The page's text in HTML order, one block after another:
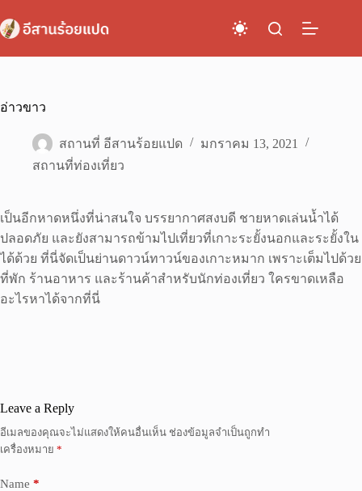
to
content
อ่าวขาว
สถานที่ อีสานร้อยแปด
มกราคม 13, 2021
สถานที่ท่องเที่ยว
เป็นอีกหาดหนึ่งที่น่าสนใจ บรรยากาศสงบดี ชายหาดเล่นน้ำได้
ปลอดภัย และยังสามารถข้ามไปเที่ยวที่เกาะระยั้งนอกและระยั้งใน
ได้ด้วย ที่นี่จัดเป็นย่านดาวน์ทาวน์ของเกาะหมาก เพราะเต็มไปด้วย
ที่พัก ร้านอาหาร และร้านค้าสำหรับนักท่องเที่ยว ใครขาดเหลือ
อะไรหาได้จากที่นี่
Leave a Reply
อีเมลของคุณจะไม่แสดงให้คนอื่นเห็น ช่องข้อมูลจำเป็นถูกทำ
เครื่องหมาย *
Name *